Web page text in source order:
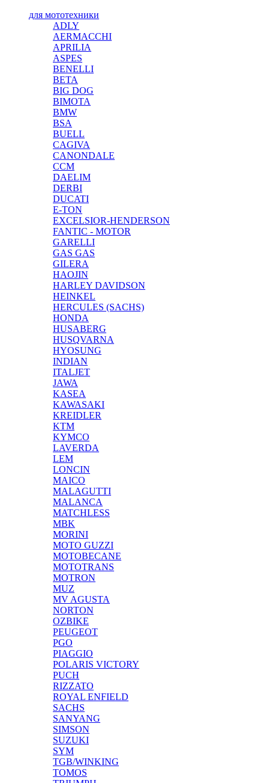
для мототехники
ADLY
AERMACCHI
APRILIA
ASPES
BENELLI
BETA
BIG DOG
BIMOTA
BMW
BSA
BUELL
CAGIVA
CANONDALE
CCM
DAELIM
DERBI
DUCATI
E-TON
EXCELSIOR-HENDERSON
FANTIC - MOTOR
GARELLI
GAS GAS
GILERA
HAOJIN
HARLEY DAVIDSON
HEINKEL
HERCULES (SACHS)
HONDA
HUSABERG
HUSQVARNA
HYOSUNG
INDIAN
ITALJET
JAWA
KASEA
KAWASAKI
KREIDLER
KTM
KYMCO
LAVERDA
LEM
LONCIN
MAICO
MALAGUTTI
MALANCA
MATCHLESS
MBK
MORINI
MOTO GUZZI
MOTOBECANE
MOTOTRANS
MOTRON
MUZ
MV AGUSTA
NORTON
OZBIKE
PEUGEOT
PGO
PIAGGIO
POLARIS VICTORY
PUCH
RIZZATO
ROYAL ENFIELD
SACHS
SANYANG
SIMSON
SUZUKI
SYM
TGB/WINKING
TOMOS